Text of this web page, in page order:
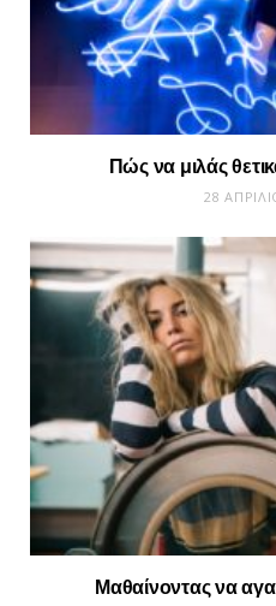
Πώς να μιλάς
28
Μαθαίνοντας να